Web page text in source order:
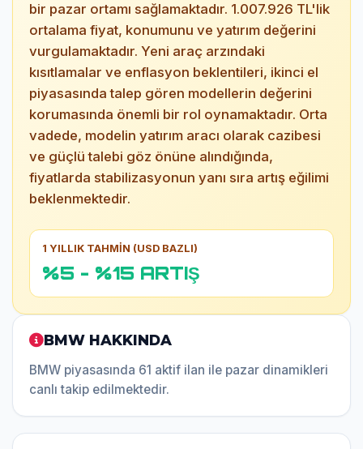
bir pazar ortamı sağlamaktadır. 1.007.926 TL'lik
ortalama fiyat, konumunu ve yatırım değerini
vurgulamaktadır. Yeni araç arzındaki
kısıtlamalar ve enflasyon beklentileri, ikinci el
piyasasında talep gören modellerin değerini
korumasında önemli bir rol oynamaktadır. Orta
vadede, modelin yatırım aracı olarak cazibesi
ve güçlü talebi göz önüne alındığında,
fiyatlarda stabilizasyonun yanı sıra artış eğilimi
beklenmektedir.
1 YILLIK TAHMİN (USD BAZLI)
%5 - %15 ARTIŞ
BMW HAKKINDA
BMW piyasasında 61 aktif ilan ile pazar dinamikleri
canlı takip edilmektedir.